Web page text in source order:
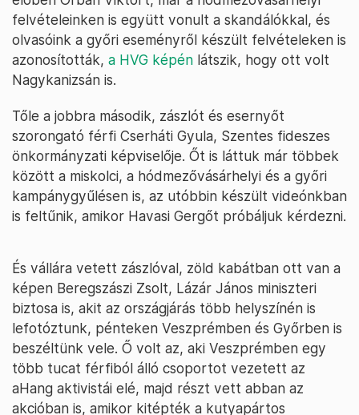
felvételeinken is együtt vonult a skandálókkal, és
olvasóink a győri eseményről készült felvételeken is
azonosították, a HVG képén látszik, hogy ott volt
Nagykanizsán is.
Tőle a jobbra második, zászlót és esernyőt
szorongató férfi Cserháti Gyula, Szentes fideszes
önkormányzati képviselője. Őt is láttuk már többek
között a miskolci, a hódmezővásárhelyi és a győri
kampánygyűlésen is, az utóbbin készült videónkban
is feltűnik, amikor Havasi Gergőt próbáljuk kérdezni.
És vállára vetett zászlóval, zöld kabátban ott van a
képen Beregszászi Zsolt, Lázár János miniszteri
biztosa is, akit az országjárás több helyszínén is
lefotóztunk, pénteken Veszprémben és Győrben is
beszéltünk vele. Ő volt az, aki Veszprémben egy
több tucat férfiból álló csoportot vezetett az
aHang aktivistái elé, majd részt vett abban az
akcióban is, amikor kitépték a kutyapártos